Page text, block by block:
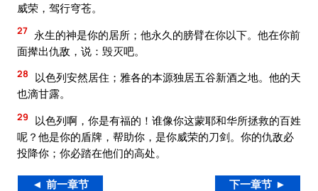
威荣，驾行穹苍。
27 永生的神是你的居所；他永久的膀臂在你以下。他在你前
面撵出仇敌，说：毁灭吧。
28
以色列安然居住；雅各的本源独居五谷新酒之地。他的天
也滴甘露。
29
以色列啊，你是有福的！谁像你这蒙耶和华所拯救的百姓
呢？他是你的盾牌，帮助你，是你威荣的刀剑。你的仇敌必
投降你；你必踏在他们的高处。
◄ 前一章节 下一章节 ►